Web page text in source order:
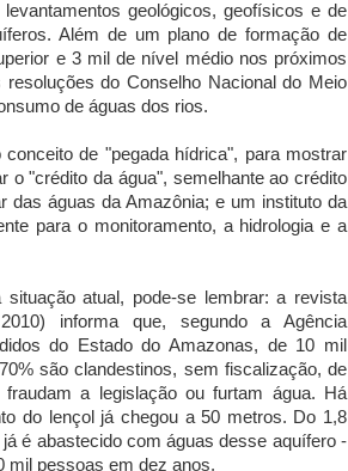
geológicos, geofísicos e de
Além de um plano de formação de
e 3 mil de nível médio nos próximos
do Conselho Nacional do Meio
de águas dos rios.
de "pegada hídrica", para mostrar
o "crédito da água", semelhante ao crédito
das águas da Amazônia; e um instituto da
para o monitoramento, a hidrologia e a
atual, pode-se lembrar: a revista
informa que, segundo a Agência
do Estado do Amazonas, de 10 mil
são clandestinos, sem fiscalização, de
fraudam a legislação ou furtam água. Há
do lençol já chegou a 50 metros. Do 1,8
é abastecido com águas desse aquífero -
mil pessoas em dez anos.